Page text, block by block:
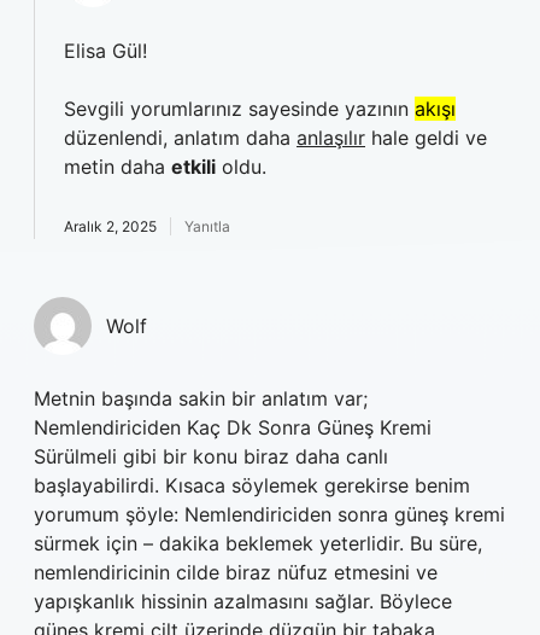
Elisa Gül!
Sevgili yorumlarınız sayesinde yazının akışı
düzenlendi, anlatım daha anlaşılır hale geldi ve
metin daha etkili oldu.
Aralık 2, 2025 Yanıtla
Wolf
Metnin başında sakin bir anlatım var;
Nemlendiriciden Kaç Dk Sonra Güneş Kremi
Sürülmeli gibi bir konu biraz daha canlı
başlayabilirdi. Kısaca söylemek gerekirse benim
yorumum şöyle: Nemlendiriciden sonra güneş kremi
sürmek için – dakika beklemek yeterlidir. Bu süre,
nemlendiricinin cilde biraz nüfuz etmesini ve
yapışkanlık hissinin azalmasını sağlar. Böylece
güneş kremi cilt üzerinde düzgün bir tabaka